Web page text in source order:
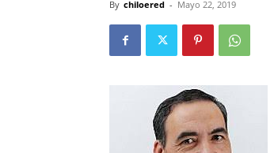
By chiloered - Mayo 22, 2019